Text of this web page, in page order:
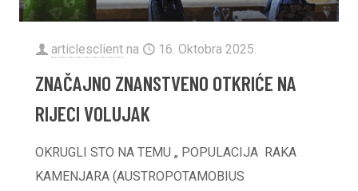
articlesclient na 16. Oktobra 2025.
ZNAČAJNO ZNANSTVENO OTKRIĆE NA
RIJECI VOLUJAK
OKRUGLI STO NA TEMU „ POPULACIJA RAKA
KAMENJARA (AUSTROPOTAMOBIUS